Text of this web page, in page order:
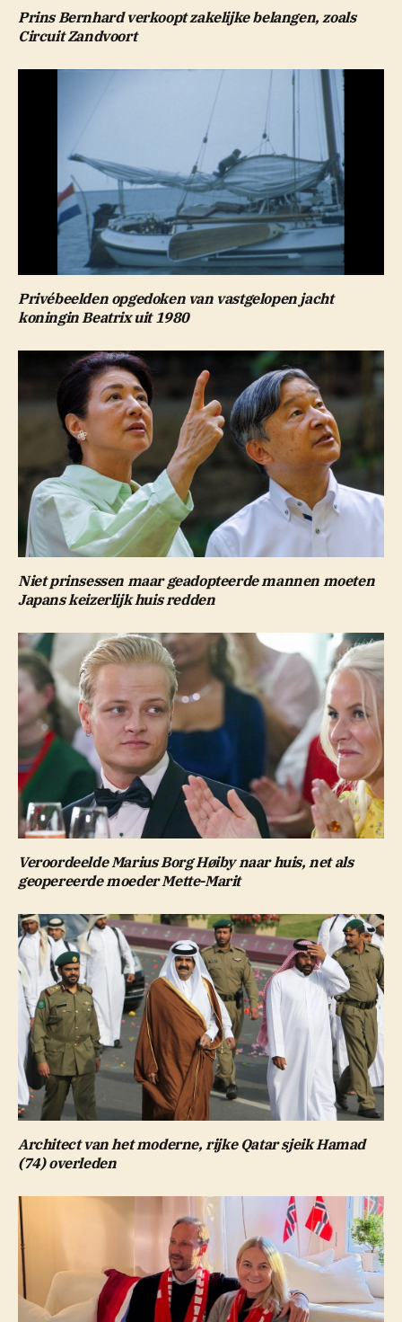
Prins Bernhard verkoopt zakelijke belangen, zoals
Circuit Zandvoort
Privébeelden opgedoken van vastgelopen jacht
koningin Beatrix uit 1980
Niet prinsessen maar geadopteerde mannen moeten
Japans keizerlijk huis redden
Veroordeelde Marius Borg Høiby naar huis, net als
geopereerde moeder Mette-Marit
Architect van het moderne, rijke Qatar sjeik Hamad
(74) overleden